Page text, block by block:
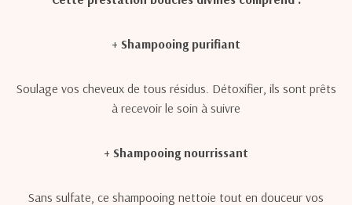
+ Shampooing purifiant
Soulage vos cheveux de tous résidus. Détoxifier, ils sont prêts
à recevoir le soin à suivre
+ Shampooing nourrissant
Sans sulfate, ce shampooing nettoie tout en douceur vos